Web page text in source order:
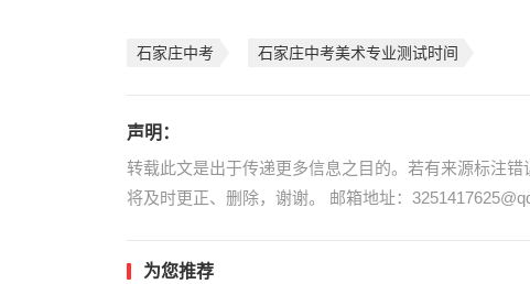
石家庄中考 石家庄中考美术专业测试时间
声明：
转载此文是出于传递更多信息之目的。若有来源标注
将及时更正、删除，谢谢。 邮箱地址：
为您推荐